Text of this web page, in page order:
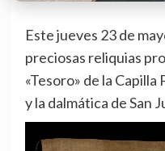
Este jueves 23 de
preciosas reliquias
«Tesoro» de la Capilla
y la dalmática de San